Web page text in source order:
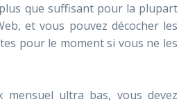
que suffisant pour la plupart
et vous pouvez décocher les
pour le moment si vous ne les
ultra bas, vous devez